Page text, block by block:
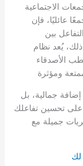
الاجتماعية
عائليًا، فإن
بين
يُعد نظام
الأصدقاء
جمالية، بل
على تحسين تفاعلك
جميلة مع
لك